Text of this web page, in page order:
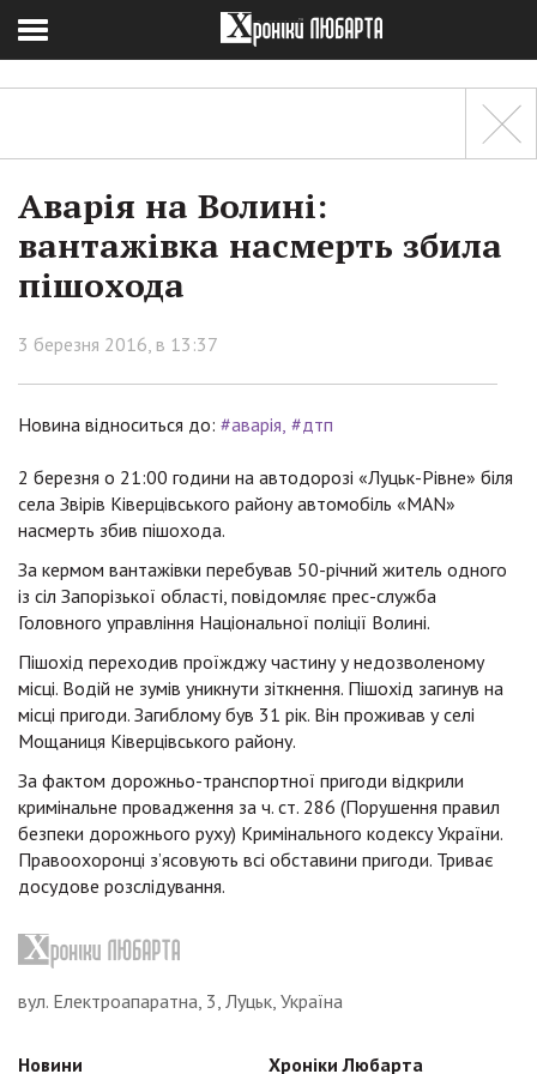
Аварія на Волині:
вантажівка насмерть збила
пішохода
3 березня 2016, в 13:37
Новина відноситься до: #аварія #дтп
2 березня о 21:00 години на автодорозі «Луцьк-Рівне» біля
села Звірів Ківерцівського району автомобіль «MAN»
насмерть збив пішохода.
За кермом вантажівки перебував 50-річний житель одного
із сіл Запорізької області, повідомляє прес-служба
Головного управління Національної поліції Волині.
Пішохід переходив проїжджу частину у недозволеному
місці. Водій не зумів уникнути зіткнення. Пішохід загинув на
місці пригоди. Загиблому був 31 рік. Він проживав у селі
Мощаниця Ківерцівського району.
За фактом дорожньо-транспортної пригоди відкрили
кримінальне провадження за ч. ст. 286 (Порушення правил
безпеки дорожнього руху) Кримінального кодексу України.
Правоохоронці з’ясовують всі обставини пригоди. Триває
досудове розслідування.
вул. Електроапаратна, 3, Луцьк, Україна
Новини Хроніки Любарта